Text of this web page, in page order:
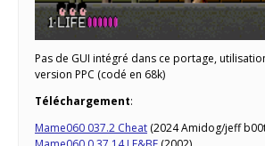
Pas de GUI intégré dans ce portage,
version PPC (codé en 68k)
Téléchargement:
Mame060 037.2 Cheat (2024 Amidog/jeff